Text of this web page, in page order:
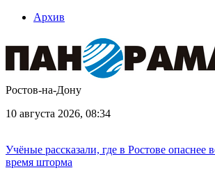
Архив
Ростов-на-Дону
10 августа 2026, 08:34
Учёные рассказали, где в Ростове опаснее
время шторма